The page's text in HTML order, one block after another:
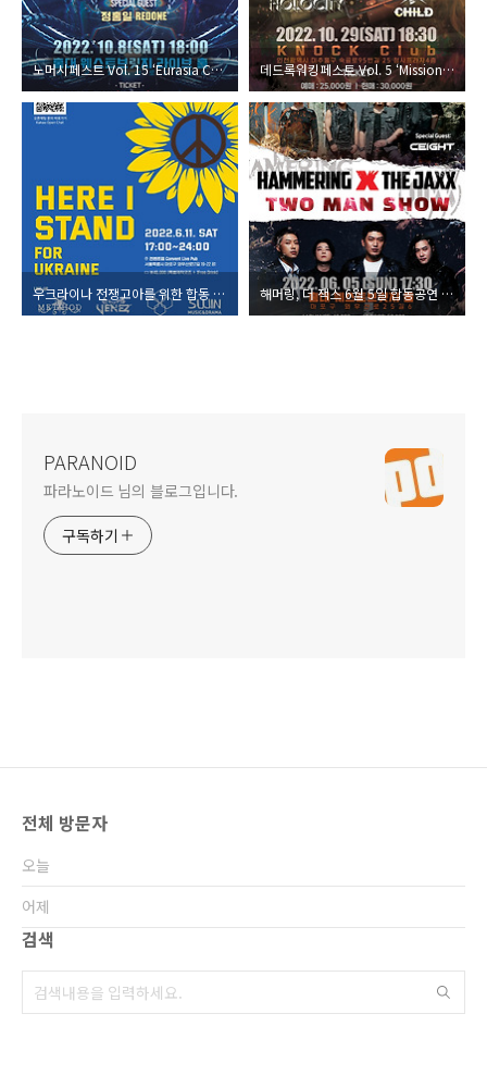
노머시페스트 Vol. 15 ‘Eurasia Chapter’, 10월 8일 개최 데드록워킹페스트 Vol. 5 ‘Mission Impossible’, 10월 29일 개최
우크라이나 전쟁고아를 위한 합동 콘서트 개최 해머링, 더 잭스 6월 5일 합동공연 개최
PARANOID
파라노이드 님의 블로그입니다.
구독하기
전체 방문자
오늘
어제
검색